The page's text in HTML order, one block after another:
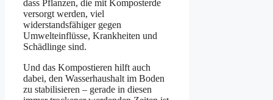
dass Pflanzen, die mit Komposterde
versorgt werden, viel
widerstandsfähiger gegen
Umwelteinflüsse, Krankheiten und
Schädlinge sind.
Und das Kompostieren hilft auch
dabei, den Wasserhaushalt im Boden
zu stabilisieren – gerade in diesen